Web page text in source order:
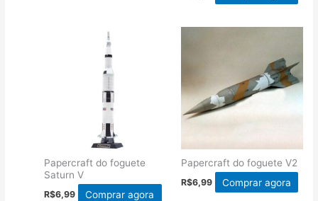
Papercraft do foguete
Saturn V
R$6,99 Comprar agora
Papercraft do foguete V2
R$6,99 Comprar agora